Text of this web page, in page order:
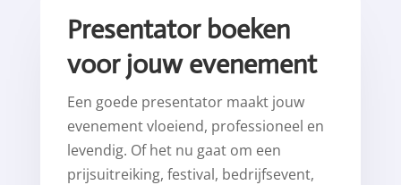
Presentator boeken
voor jouw evenement
Een goede presentator maakt jouw
evenement vloeiend, professioneel en
levendig. Of het nu gaat om een
prijsuitreiking, festival, bedrijfsevent,